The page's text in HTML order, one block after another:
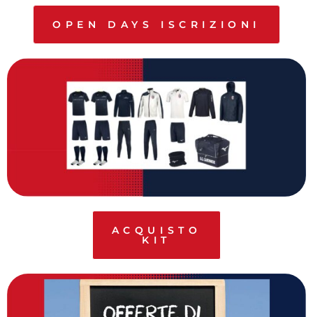
OPEN DAYS ISCRIZIONI
ACQUISTO
KIT